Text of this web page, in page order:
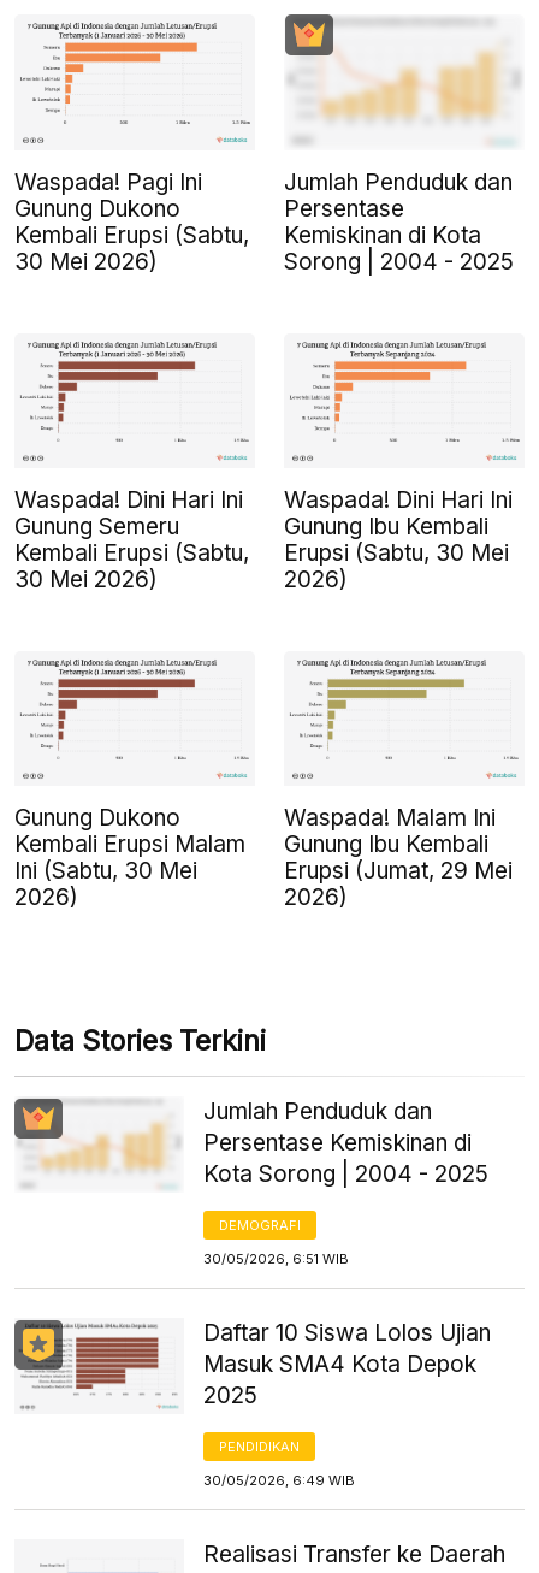
Waspada! Pagi Ini
Gunung Dukono
Kembali Erupsi (Sabtu,
30 Mei 2026)
Jumlah Penduduk dan
Persentase
Kemiskinan di Kota
Sorong | 2004 - 2025
Waspada! Dini Hari Ini
Gunung Semeru
Kembali Erupsi (Sabtu,
30 Mei 2026)
Waspada! Dini Hari Ini
Gunung Ibu Kembali
Erupsi (Sabtu, 30 Mei
2026)
Gunung Dukono
Kembali Erupsi Malam
Ini (Sabtu, 30 Mei
2026)
Waspada! Malam Ini
Gunung Ibu Kembali
Erupsi (Jumat, 29 Mei
2026)
Data Stories Terkini
Jumlah Penduduk dan
Persentase Kemiskinan di
Kota Sorong | 2004 - 2025
DEMOGRAFI
30/05/2026, 6:51 WIB
Daftar 10 Siswa Lolos Ujian
Masuk SMA4 Kota Depok
2025
PENDIDIKAN
30/05/2026, 6:49 WIB
Realisasi Transfer ke Daerah